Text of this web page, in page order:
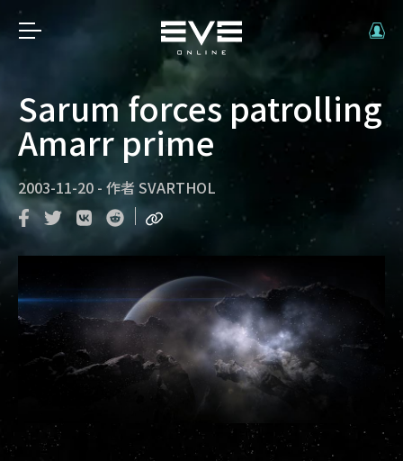
Sarum forces patrolling
Amarr prime
2003-11-20 - 作者 SVARTHOL